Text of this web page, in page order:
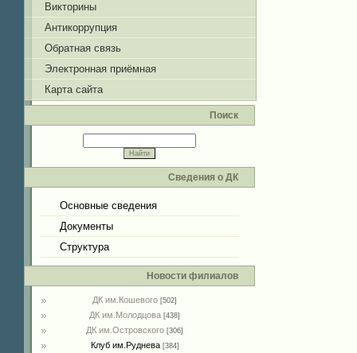
Викторины
Антикоррупция
Обратная связь
Электронная приёмная
Карта сайта
Поиск
Сведения о ДК
Основные сведения
Документы
Структура
Новости филиалов
ДК им.Кошевого [502]
ДК им.Молодцова [438]
ДК им.Островского [306]
Клуб им.Руднева [384]